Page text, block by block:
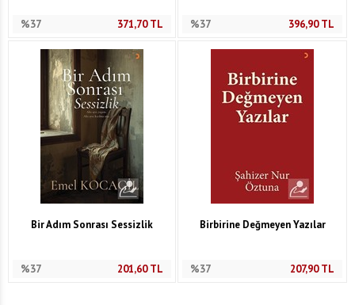
%37 371,70TL %37 396,90TL
Bir Adım Sonrası Sessizlik
%37 201,60TL
Birbirine Değmeyen Yazılar
%37 207,90TL